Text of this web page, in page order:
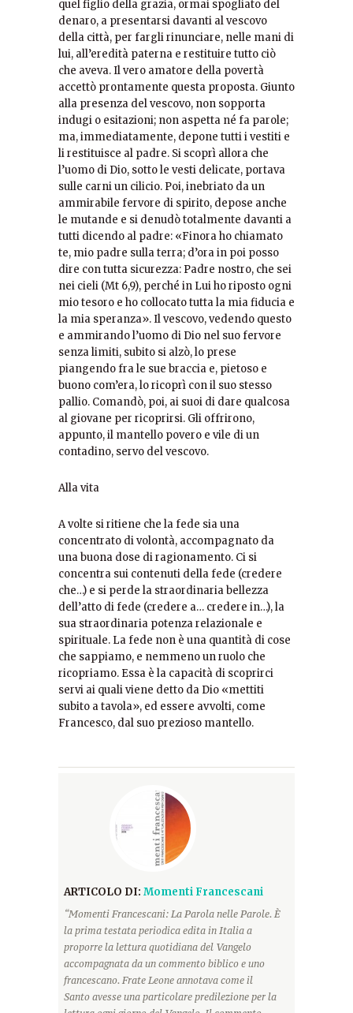
quel figlio della grazia, ormai spogliato del
denaro, a presentarsi davanti al vescovo
della città, per fargli rinunciare, nelle mani di
lui, all’eredità paterna e restituire tutto ciò
che aveva. Il vero amatore della povertà
accettò prontamente questa proposta. Giunto
alla presenza del vescovo, non sopporta
indugi o esitazioni; non aspetta né fa parole;
ma, immediatamente, depone tutti i vestiti e
li restituisce al padre. Si scoprì allora che
l’uomo di Dio, sotto le vesti delicate, portava
sulle carni un cilicio. Poi, inebriato da un
ammirabile fervore di spirito, depose anche
le mutande e si denudò totalmente davanti a
tutti dicendo al padre: «Finora ho chiamato
te, mio padre sulla terra; d’ora in poi posso
dire con tutta sicurezza: Padre nostro, che sei
nei cieli (Mt 6,9), perché in Lui ho riposto ogni
mio tesoro e ho collocato tutta la mia fiducia e
la mia speranza». Il vescovo, vedendo questo
e ammirando l’uomo di Dio nel suo fervore
senza limiti, subito si alzò, lo prese
piangendo fra le sue braccia e, pietoso e
buono com’era, lo ricoprì con il suo stesso
pallio. Comandò, poi, ai suoi di dare qualcosa
al giovane per ricoprirsi. Gli offrirono,
appunto, il mantello povero e vile di un
contadino, servo del vescovo.
Alla vita
A volte si ritiene che la fede sia una
concentrato di volontà, accompagnato da
una buona dose di ragionamento. Ci si
concentra sui contenuti della fede (credere
che…) e si perde la straordinaria bellezza
dell’atto di fede (credere a… credere in…), la
sua straordinaria potenza relazionale e
spirituale. La fede non è una quantità di cose
che sappiamo, e nemmeno un ruolo che
ricopriamo. Essa è la capacità di scoprirci
servi ai quali viene detto da Dio «mettiti
subito a tavola», ed essere avvolti, come
Francesco, dal suo prezioso mantello.
ARTICOLO DI: Momenti Francescani
“Momenti Francescani: La Parola nelle Parole. È
la prima testata periodica edita in Italia a
proporre la lettura quotidiana del Vangelo
accompagnata da un commento biblico e uno
francescano. Frate Leone annotava come il
Santo avesse una particolare predilezione per la